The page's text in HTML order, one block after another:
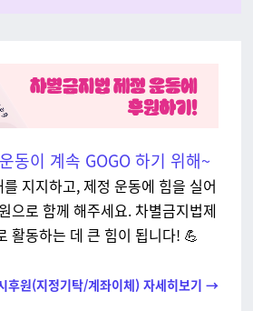
동이 계속 GOGO 하기 위해~
지지하고, 제정 운동에 힘을 실어
으로 함께 해주세요.차별금지법제
활동하는 데 큰 힘이 됩니다! 💪
후원(지정기탁/계좌이체) 자세히보기 →